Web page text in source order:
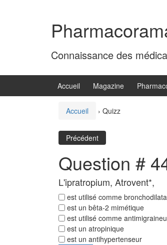
Connaissance des
Accueil Magazine
Accueil › Quizz
Précédent
Question #
L'ipratropium, Atrovent*,
est utilisé comme
est un bêta-2 mimétique
est utilisé comme
est un atropinique
est un antihypertenseur